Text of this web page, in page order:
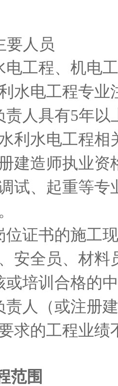
要人员
电工程、机电
水电工程专
责人具有5年
利水电工程
建造师执业
试、起重等专
位证书的施工
安全员、材
或培训合格的
责人（或注册
求的工程业绩
范围